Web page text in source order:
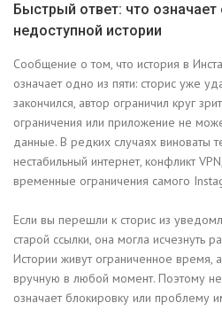
Быстрый ответ: что
недоступной истории
Сообщение о том, что история в
означает одно из пяти: сторис уже
закончился, автор ограничил круг
ограничения или приложение не
данные. В редких случаях виноваты
нестабильный интернет, конфликт
временные ограничения самого
Если вы перешли к сторис из
старой ссылки, она могла исчезнуть
Истории живут ограниченное время,
вручную в любой момент. Поэтому
означает блокировку или проблему